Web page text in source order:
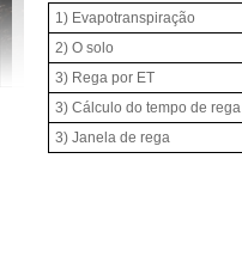
1) Evapotranspiração
2) O solo
3) Rega por ET
3) Cálculo do tempo de rega
3) Janela de rega